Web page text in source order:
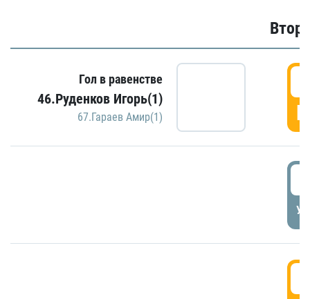
Гол в равенстве
46.Руденков Игорь(1)
67.Гараев Амир(1)